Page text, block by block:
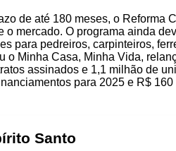
de até 180 meses, o Reforma
mercado. O programa ainda
para pedreiros, carpinteiros,
o Minha Casa, Minha Vida,
assinados e 1,1 milhão de
para 2025 e R$
Santo